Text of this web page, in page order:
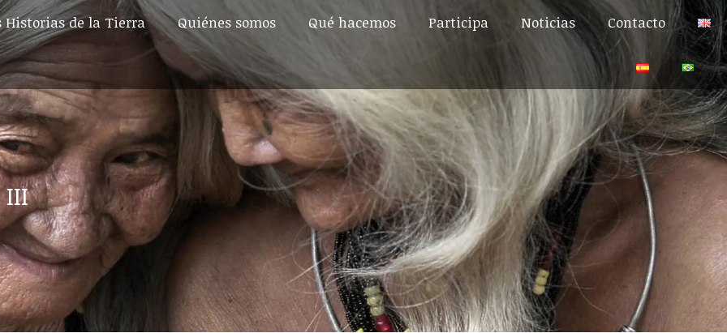
Historias de la Tierra Quiénes somos Qué hacemos Participa Noticias Contacto
III
Historias de la Tierra Quiénes somos Qué hacemos Participa Noticias Contacto